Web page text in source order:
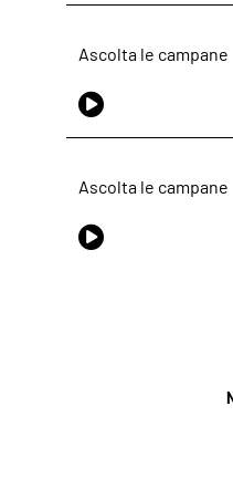
Ascolta le campane
Ascolta le campane